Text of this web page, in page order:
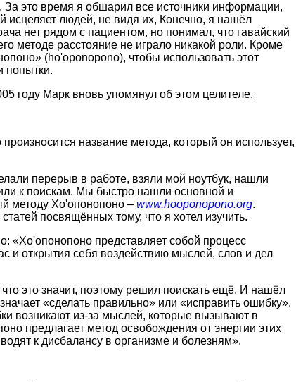
это время я обшарил все источники информации,
исцеляет людей, не видя их, Конечно, я нашёл
нет рядом с пациентом, но понимал, что гавайский
методе расстояние не играло никакой роли. Кроме
(ho'oponopono), чтобы использовать этот
попытки.
году Марк вновь упомянул об этом целителе.
название метода, который он использует,
перерыв в работе, взяли мой ноутбук, нашли
к поискам. Мы быстро нашли основной и
методу Хо'опонопоно – www.hooponopono.org.
посвящённых тому, что я хотел изучить.
«Хо'опонопоно представляет собой процесс
и открытия себя воздействию мыслей, слов и дел
это значит, поэтому решил поискать ещё. И нашёл
«сделать правильно» или «исправить ошибку».
возникают из-за мыслей, которые вызывают в
предлагает метод освобождения от энергии этих
к дисбалансу в организме и болезням».